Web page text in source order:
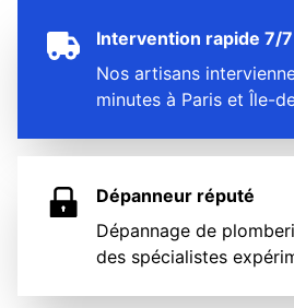
Intervention rapide 7/
Nos artisans
minutes à Paris et Île-
Dépanneur réputé
Dépannage de
des spécialistes